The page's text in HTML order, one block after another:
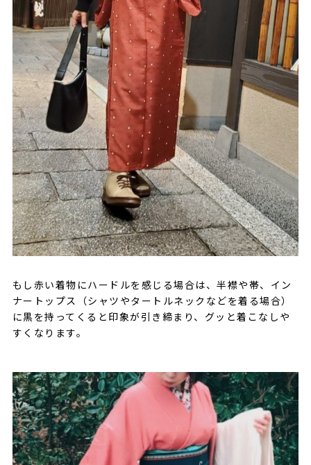
もし赤い着物にハードルを感じる場合は、半襟や帯、イン
ナートップス（シャツやタートルネックなどを着る場合）
に黒を持ってくると印象が引き締まり、グッと着こなしや
すくなります。